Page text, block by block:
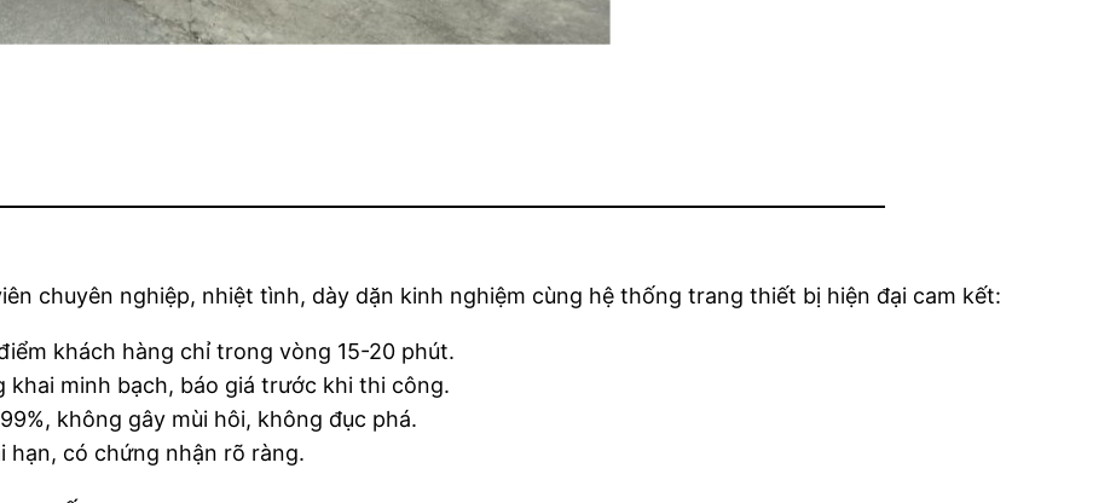
chuyên nghiệp, nhiệt tình, dày dặn kinh nghiệm cùng hệ thống trang thiết bị hiện đại cam kết:
khách hàng chỉ trong vòng 15-20 phút.
khai minh bạch, báo giá trước khi thi công.
không gây mùi hôi, không đục phá.
hạn, có chứng nhận rõ ràng.